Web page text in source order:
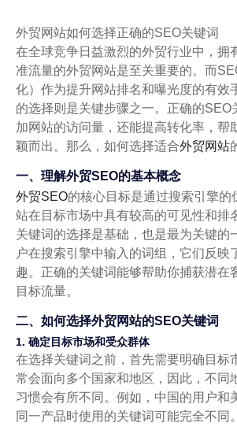
外贸网站如何选择正确的SEO关键词
在全球竞争日益激烈的外贸行业中，拥
准流量的外贸网站是至关重要的。而
化）作为提升网站排名和曝光度的有效
的选择则是关键步骤之一。正确的SEO
加网站的访问量，还能提高转化率，帮
颖而出。那么，如何选择适合外贸网站
一、理解外贸SEO的基本概念
外贸SEO的核心目标是通过搜索引擎的
站在目标市场中具有较高的可见性和排
关键词的选择是基础，也是最为关键的
户在搜索引擎中输入的词组，它们反映
趣。正确的关键词能够帮助你捕获潜在
目标流量。
二、如何选择外贸网站的SEO关键词
1. 确定目标市场和受众群体
在选择关键词之前，首先需要明确目标
常会面向多个国家和地区，因此，不同
习惯会有所不同。例如，中国的用户和
同一产品时使用的关键词可能完全不同